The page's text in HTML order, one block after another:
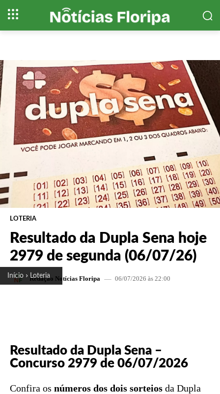
Início Loteria
LOTERIA
Resultado da Dupla Sena hoje
2979 de segunda (06/07/26)
Redação Notícias Floripa 06/07/2026 às 22:00
Resultado da Dupla Sena –
Concurso 2979 de 06/07/2026
Confira os números dos dois sorteios da Dupla